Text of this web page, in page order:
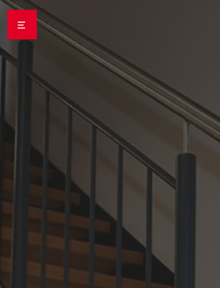
Panneau de gestion des cookies